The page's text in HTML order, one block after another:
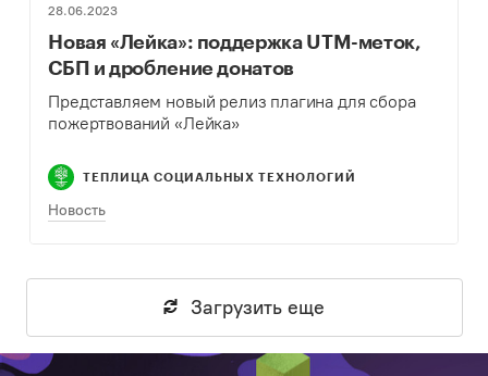
28.06.2023
Новая «Лейка»: поддержка UTM-меток,
СБП и дробление донатов
Представляем новый релиз плагина для сбора
пожертвований «Лейка»
ТЕПЛИЦА СОЦИАЛЬНЫХ ТЕХНОЛОГИЙ
Новость
Загрузить еще